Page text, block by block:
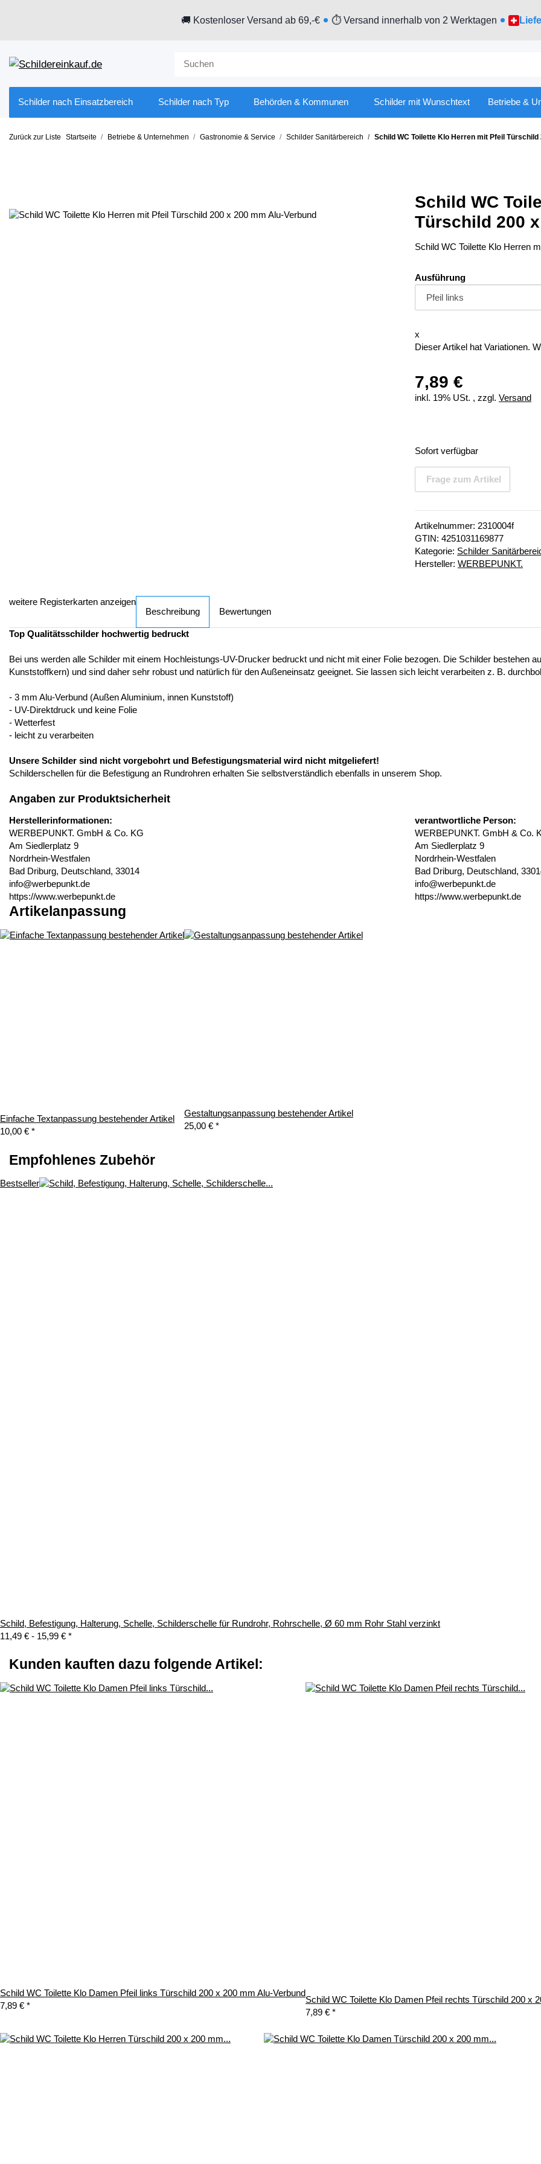
🚚 Kostenloser Versand ab 69,-€ ⏱ Versand innerhalb von 2 Werktagen
Schilder nach Einsatzbereich Schilder nach Typ Behörden & Kommunen Schilder mit Wunschtext Betriebe &
Zurück zur Liste Startseite Betriebe & Unternehmen Gastronomie & Service Schilder Sanitärbereich Schild WC Toilette Klo Herren mit Pfeil
Schild WC
Türschild 200
Schild WC Toilette Klo Herren
Ausführung
x
Dieser Artikel hat Variationen.
7,89 €
inkl. 19% USt. , zzgl. Versand
Sofort verfügbar
Frage zum Artikel
Artikelnummer: 2310004f
GTIN: 4251031169877
Kategorie: Schilder
Hersteller: WERBEPUNKT.
weitere Registerkarten anzeigen
Beschreibung
Bewertungen
Top Qualitätsschilder hochwertig bedruckt
Bei uns werden alle Schilder mit einem Hochleistungs-UV-Drucker bedruckt und nicht mit einer Folie bezogen. Die Schilder bestehen
Kunststoffkern) und sind daher sehr robust und natürlich für den Außeneinsatz geeignet. Sie lassen sich leicht verarbeiten z. B.
- 3 mm Alu-Verbund (Außen Aluminium, innen Kunststoff)
- UV-Direktdruck und keine Folie
- Wetterfest
- leicht zu verarbeiten
Unsere Schilder sind nicht vorgebohrt und Befestigungsmaterial wird nicht mitgeliefert!
Schilderschellen für die Befestigung an Rundrohren erhalten Sie selbstverständlich ebenfalls in unserem Shop.
Angaben zur Produktsicherheit
Herstellerinformationen:
WERBEPUNKT. GmbH & Co. KG
Am Siedlerplatz 9
Nordrhein-Westfalen
Bad Driburg, Deutschland, 33014
info@werbepunkt.de
https://www.werbepunkt.de
verantwortliche Person:
WERBEPUNKT. GmbH & Co.
Am Siedlerplatz 9
Nordrhein-Westfalen
Bad Driburg, Deutschland,
info@werbepunkt.de
https://www.werbepunkt.de
Artikelanpassung
Einfache Textanpassung bestehender Artikel
10,00 € *
Gestaltungsanpassung bestehender Artikel
25,00 € *
Empfohlenes Zubehör
Bestseller
Schild, Befestigung, Halterung, Schelle, Schilderschelle für Rundrohr, Rohrschelle, Ø 60 mm Rohr Stahl verzinkt
11,49 € - 15,99 € *
Kunden kauften dazu folgende Artikel:
Schild WC Toilette Klo Damen Pfeil links Türschild 200 x 200 mm Alu-Verbund
7,89 € *
Schild WC Toilette Klo Damen Pfeil rechts Türschild 200 x
7,89 € *